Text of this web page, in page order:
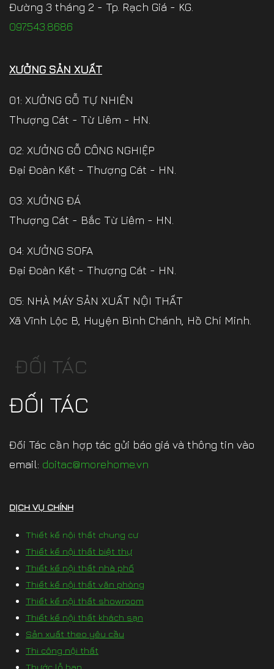
Đường 3 tháng 2 - Tp. Rạch Giá - KG.
097.543.8686
XƯỞNG SẢN XUẤT
01: XƯỞNG GỖ TỰ NHIÊN
Thượng Cát - Từ Liêm - HN.
02: XƯỞNG GỖ CÔNG NGHIỆP
Đại Đoàn Kết - Thượng Cát - HN.
03: XƯỞNG ĐÁ
Thượng Cát - Bắc Từ Liêm - HN.
04: XƯỞNG SOFA
Đại Đoàn Kết - Thượng Cát - HN.
05: NHÀ MÁY SẢN XUẤT NỘI THẤT
Xã Vĩnh Lộc B, Huyện Bình Chánh, Hồ Chí Minh.
ĐỐI TÁC
ĐỐI TÁC
Đối Tác cần hợp tác gửi báo giá và thông tin vào
email: doitac@morehome.vn
DỊCH VỤ CHÍNH
Thiết kế nội thất chung cư
Thiết kế nội thất biệt thự
Thiết kế nội thất nhà phố
Thiết kế nội thất văn phòng
Thiết kế nội thất showroom
Thiết kế nội thất khách sạn
Sản xuất theo yêu cầu
Thi công nội thất